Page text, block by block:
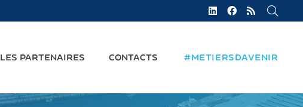
LES PARTENAIRES CONTACTS #METIERSDAVENIR